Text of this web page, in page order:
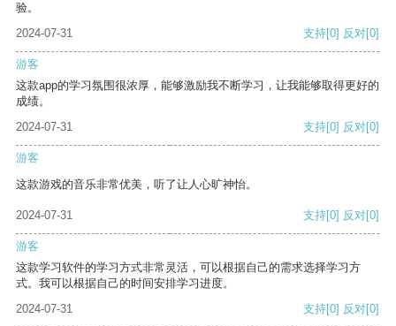
验。
2024-07-31
支持[0] 反对[0]
游客
这款app的学习氛围很浓厚，能够激励我不断学习，让我能够取得更好的
成绩。
2024-07-31
支持[0] 反对[0]
游客
这款游戏的音乐非常优美，听了让人心旷神怡。
2024-07-31 支持[0] 反对[0]
游客
这款学习软件的学习方式非常灵活，可以根据自己的需求选择学习方
式。我可以根据自己的时间安排学习进度。
2024-07-31
支持[0] 反对[0]